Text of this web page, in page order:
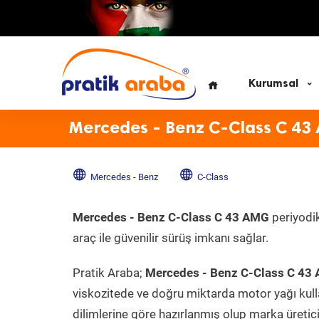
Kurumsal
Mercedes - Benz C-Class C 43
Mercedes - Benz C-Class
Mercedes - Benz C-Class C 43 AMG
araç ile güvenilir sürüş imkanı sağlar.
Pratik Araba; Mercedes - Benz C-Class C 43
viskozitede ve doğru miktarda motor yağı
dilimlerine göre hazırlanmış olup marka